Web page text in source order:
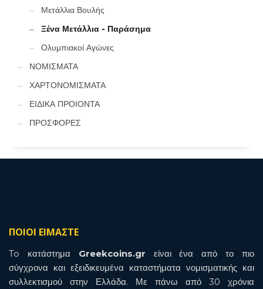
Μετάλλια Βουλής
Ξένα Μετάλλια - Παράσημα
Ολυμπιακοί Αγώνες
ΝΟΜΙΣΜΑΤΑ
ΧΑΡΤΟΝΟΜΙΣΜΑΤΑ
ΕΙΔΙΚΑ ΠΡΟΙΟΝΤΑ
ΠΡΟΣΦΟΡΕΣ
ΠΟΙΟΙ ΕΙΜΑΣΤΕ
To κατάστημα Greekcoins.gr είναι ένα από το πιο
σύγχρονα και εξειδικευμένα καταστήματα νομισματικής και
συλλεκτισμού στην Ελλάδα. Με πάνω από 30 χρόνια